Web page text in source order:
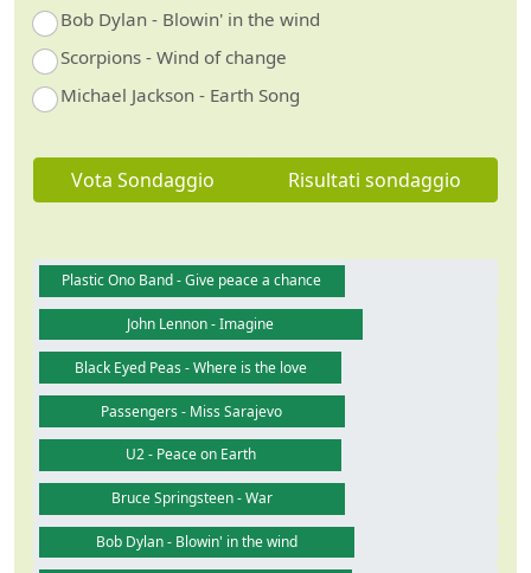
Bob Dylan - Blowin' in the wind
Scorpions - Wind of change
Michael Jackson - Earth Song
Vota Sondaggio Risultati sondaggio
Plastic Ono Band - Give peace a chance
John Lennon - Imagine
Black Eyed Peas - Where is the love
Passengers - Miss Sarajevo
U2 - Peace on Earth
Bruce Springsteen - War
Bob Dylan - Blowin' in the wind